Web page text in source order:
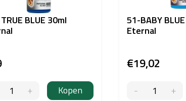
BLUE 30ml
Kopen
51-BABY
Eternal
€19,02